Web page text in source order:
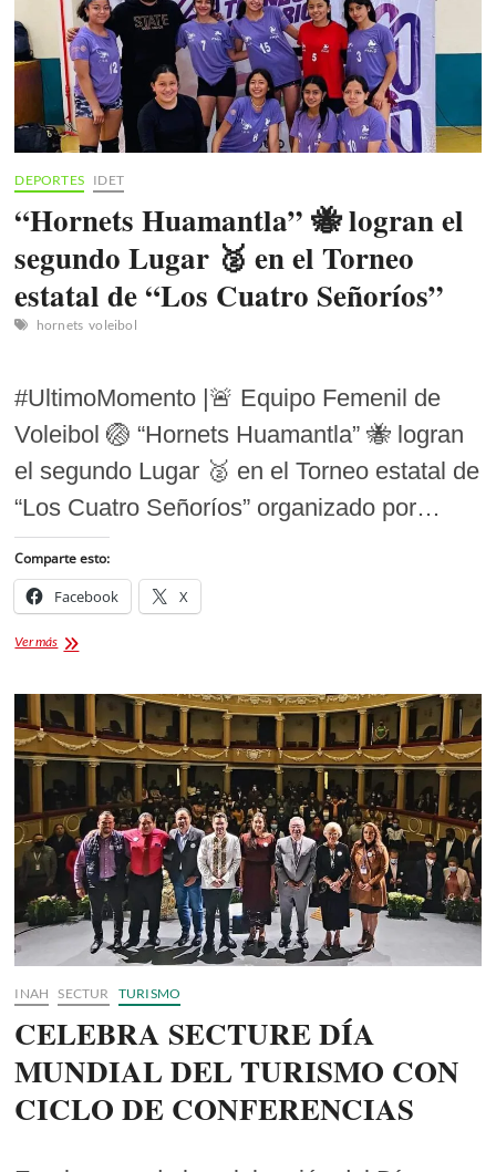
DEPORTES IDET
“Hornets Huamantla” 🐝 logran el
segundo Lugar 🥈 en el Torneo
estatal de “Los Cuatro Señoríos”
hornets voleibol
#UltimoMomento |🚨 Equipo Femenil de
Voleibol 🏐 “Hornets Huamantla” 🐝 logran
el segundo Lugar 🥈 en el Torneo estatal de
“Los Cuatro Señoríos” organizado por…
Comparte esto:
Facebook X
Ver más“Hornets
logran
el
segundo
Lugar
🥈
el
Torneo
estatal
de
“Los
Cuatro
Señoríos”
INAH SECTUR TURISMO
CELEBRA SECTURE DÍA
MUNDIAL DEL TURISMO CON
CICLO DE CONFERENCIAS